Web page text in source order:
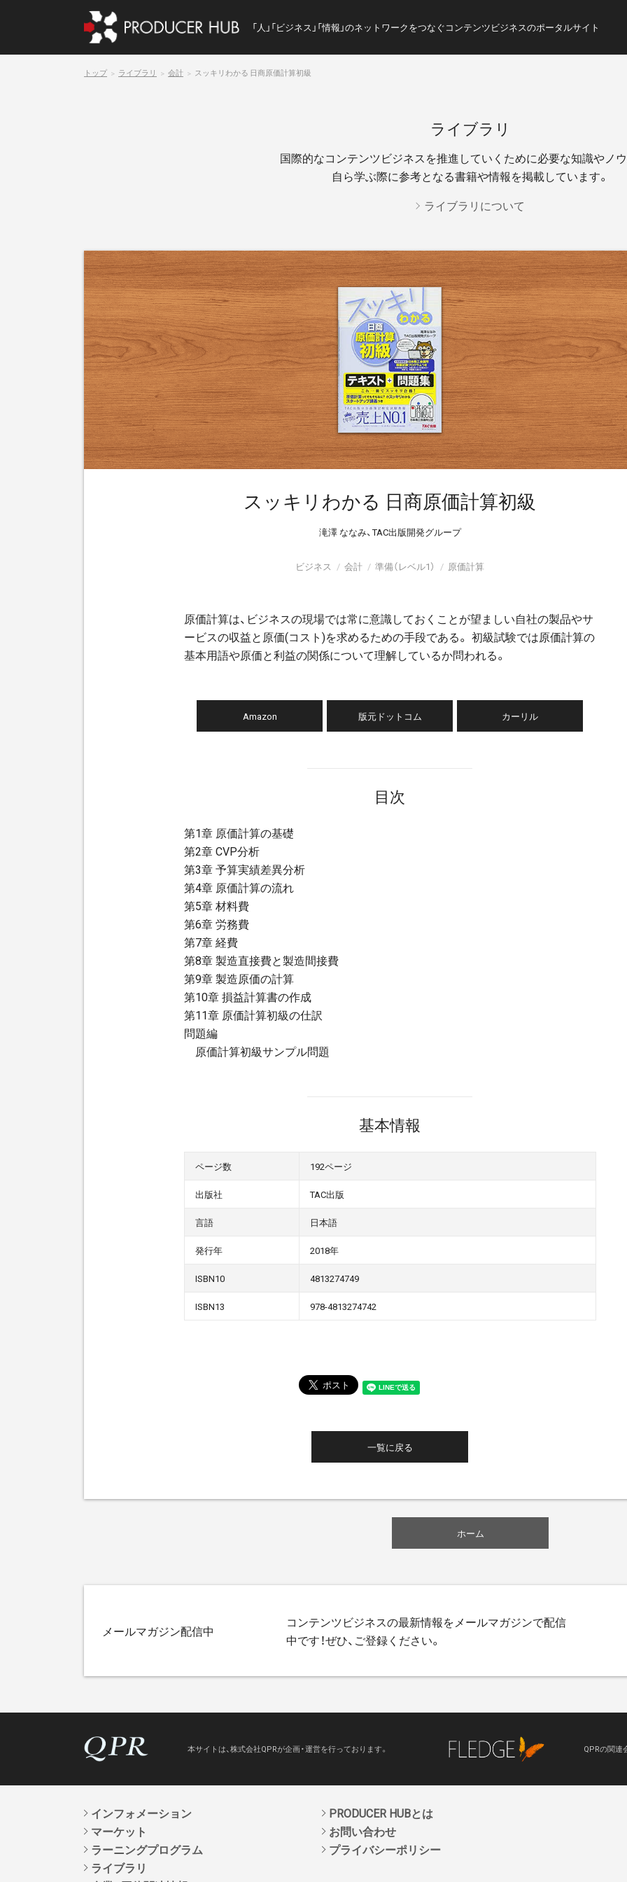
「人」「ビジネス」「情報」のネットワークをつなぐコンテンツビジネスのポータルサイト
トップ ライブラリ 会計 スッキリわかる 日商原価計算初級
ライブラリ
国際的なコンテンツビジネスを推進していくために必要な知識やノ
自ら学ぶ際に参考となる書籍や情報を掲載しています。
ライブラリについて
スッキリわかる 日商原価計算初級
滝澤 ななみ、TAC出版開発グループ
ビジネス 会計 準備（レベル1） 原価計算
原価計算は、ビジネスの現場では常に意識しておくことが望ましい自社の製品やサ
ービスの収益と原価(コスト)を求めるための手段である。 初級試験では原価計算の
基本用語や原価と利益の関係について理解しているか問われる。
Amazon 版元ドットコム カーリル
目次
第1章 原価計算の基礎
第2章 CVP分析
第3章 予算実績差異分析
第4章 原価計算の流れ
第5章 材料費
第6章 労務費
第7章 経費
第8章 製造直接費と製造間接費
第9章 製造原価の計算
第10章 損益計算書の作成
第11章 原価計算初級の仕訳
問題編
原価計算初級サンプル問題
基本情報
ページ数 192ページ
出版社 TAC出版
言語 日本語
発行年 2018年
ISBN10 4813274749
ISBN13 978-4813274742
一覧に戻る
ホーム
メールマガジン配信中
コンテンツビジネスの最新情報をメールマガジンで配信
中です！ぜひ、ご登録ください。
本サイトは、株式会社QPRが企画・運営を行っております。 QPRの関連
インフォメーション
マーケット
ラーニングプログラム
ライブラリ
PRODUCER HUBとは
お問い合わせ
プライバシーポリシー